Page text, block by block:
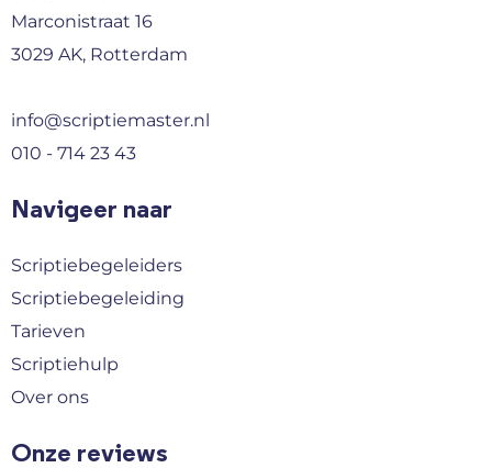
Marconistraat 16
3029 AK, Rotterdam
info@scriptiemaster.nl
010 - 714 23 43
Navigeer naar
Scriptiebegeleiders
Scriptiebegeleiding
Tarieven
Scriptiehulp
Over ons
Onze reviews